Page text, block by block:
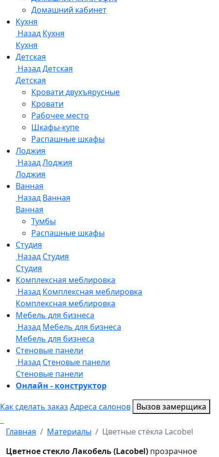
Онлайн - конструктор
Как сделать заказ Адреса салонов Вызов замерщика
Главная Материалы
Цветные стёкла Lacobel
Цветное стекло Лакобель (Lacobel) прозрачное